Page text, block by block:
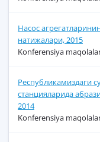
Насос
натижалари, 2015
Konferensiya
Республикамиздаги
станцияларида
2014
Konferensiya